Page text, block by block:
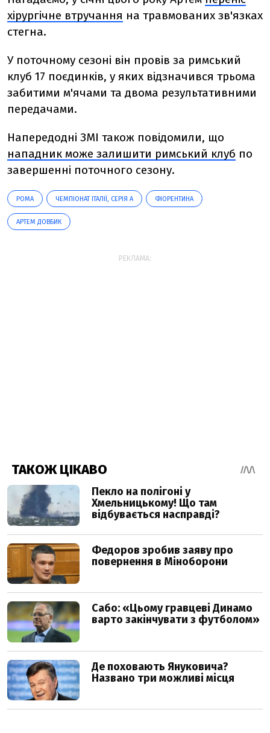
хірургічне втручання на травмованих зв'язках
стегна.
У поточному сезоні він провів за римський
клуб 17 поєдинків, у яких відзначився трьома
забитими м'ячами та двома результативними
передачами.
Напередодні ЗМІ також повідомили, що
нападник може залишити римський клуб по
завершенні поточного сезону.
РОМА ЧЕМПІОНАТ ІТАЛІЇ, СЕРІЯ А ФІОРЕНТИНА
АРТЕМ ДОВБИК
РЕКЛАМА: